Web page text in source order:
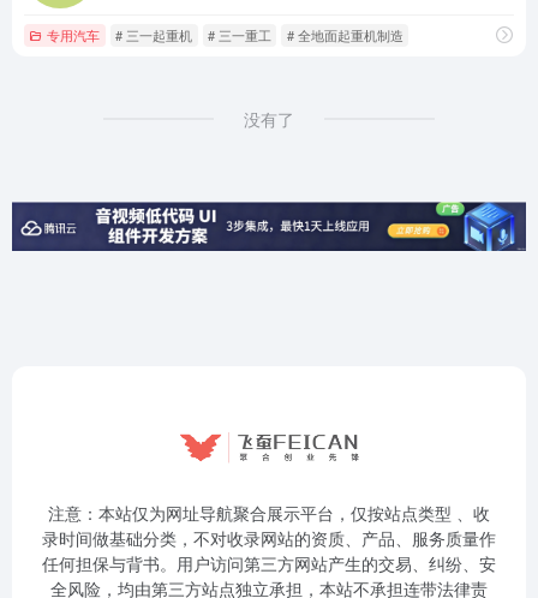
专用汽车 # 三一起重机 # 三一重工 # 全地面起重机制造
没有了
注意：本站仅为网址导航聚合展示平台，仅按站点类型 、收
录时间做基础分类，不对收录网站的资质、产品、服务质量作
任何担保与背书。用户访问第三方网站产生的交易、纠纷、安
全风险，均由第三方站点独立承担，本站不承担连带法律责